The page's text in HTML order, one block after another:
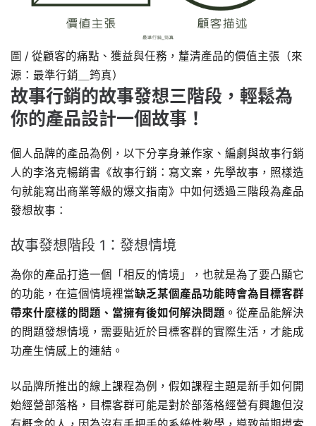
圖 / 從顧客的痛點、獲益與任務，釐清產品的價值主張（來
源：最準行銷＿筠真）
故事行銷的故事發想三階段，輕鬆為
你的產品設計一個故事！
個人品牌的產品為例，以下分享身兼作家、編劇與故事行銷
人的李洛克暢銷書《故事行銷：寫文案，先學故事，照樣造
句就能寫出商業等級的爆文指南》中如何透過三階段為產品
發想故事：
故事發想階段 1：發想情境
為你的產品打造一個「相反的情境」，也就是為了要凸顯它
的功能，在這個情境裡當缺乏某個產品功能時會為目標客群
帶來什麼樣的問題、當擁有後如何解決問題 。從產品能解決
的問題發想情境，需要貼近於目標客群的實際生活，才能成
功產生情感上的連結。
以品牌所推出的線上課程為例，假如課程主題是新手如何開
始經營部落格，目標客群可能是對於部落格經營有興趣但沒